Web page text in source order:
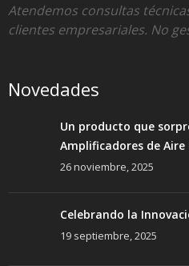
Atendemos consultas
clientes empresariales. No
Novedades
Un producto que
Amplificadores de Aire
26 noviembre, 2025
Celebrando la
19 septiembre, 2025